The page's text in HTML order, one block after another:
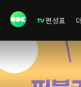
편성표